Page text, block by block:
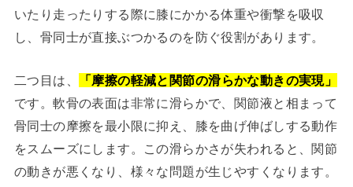
いたり走ったりする際に膝にかかる体重や衝撃を吸収
し、骨同士が直接ぶつかるのを防ぐ役割があります。
二つ目は、
「摩擦の軽減と関節の滑らかな動きの実現」
です。軟骨の表面は非常に滑らかで、関節液と相まって
骨同士の摩擦を最小限に抑え、膝を曲げ伸ばしする動作
をスムーズにします。この滑らかさが失われると、関節
の動きが悪くなり、様々な問題が生じやすくなります。